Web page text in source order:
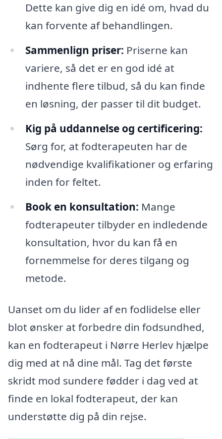
Dette kan give dig en idé om, hvad du
kan forvente af behandlingen.
Sammenlign priser: Priserne kan
variere, så det er en god idé at
indhente flere tilbud, så du kan finde
en løsning, der passer til dit budget.
Kig på uddannelse og certificering:
Sørg for, at fodterapeuten har de
nødvendige kvalifikationer og erfaring
inden for feltet.
Book en konsultation: Mange
fodterapeuter tilbyder en indledende
konsultation, hvor du kan få en
fornemmelse for deres tilgang og
metode.
Uanset om du lider af en fodlidelse eller
blot ønsker at forbedre din fodsundhed,
kan en fodterapeut i Nørre Herlev hjælpe
dig med at nå dine mål. Tag det første
skridt mod sundere fødder i dag ved at
finde en lokal fodterapeut, der kan
understøtte dig på din rejse.